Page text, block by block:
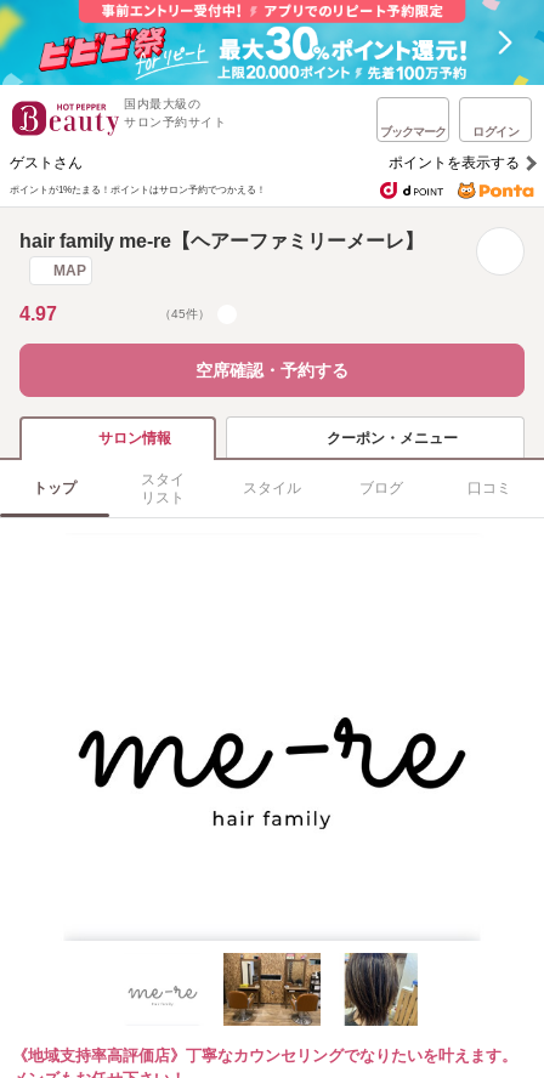
国内最大級の
サロン予約サイト
ブックマーク ログイン
ゲストさん ポイントを表示する
ポイントが1%たまる！ ポイントはサロン予約でつかえる！
hair family me-re【ヘアーファミリーメーレ】
MAP
4.97 （45件）
空席確認・予約する
サロン情報 クーポン・メニュー
トップ
スタイ
リスト
スタイル ブログ 口コミ
《地域支持率高評価店》丁寧なカウンセリングでなりたいを叶えます。